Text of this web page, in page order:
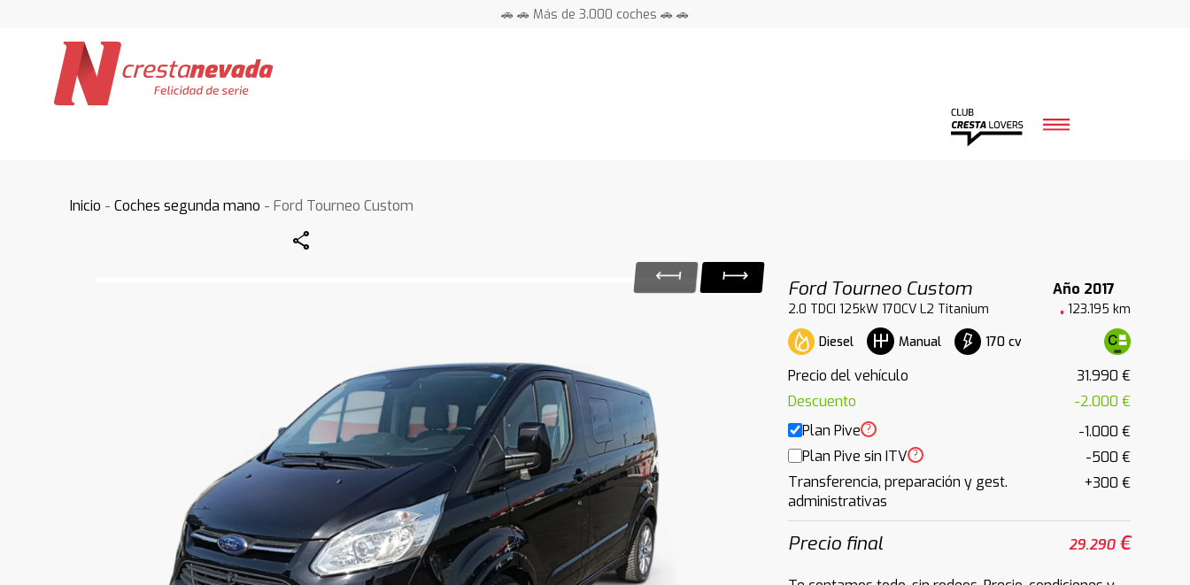
🚗 🚗 Más de 3.000 coches 🚗 🚗
Inicio -Coches segunda mano - Ford Tourneo Custom
Share
Ford Tourneo Custom
Año 2017
2.0 TDCI 125kW 170CV L2 Titanium
123.195 km
Diesel
Manual 170 cv
Precio del vehículo
31.990 €
Descuento
-2.000 €
Plan Pive ?
-1.000 €
Plan Pive sin ITV ?
-500 €
Transferencia, preparación y gest.
administrativas
+300 €
Precio final 29.290€